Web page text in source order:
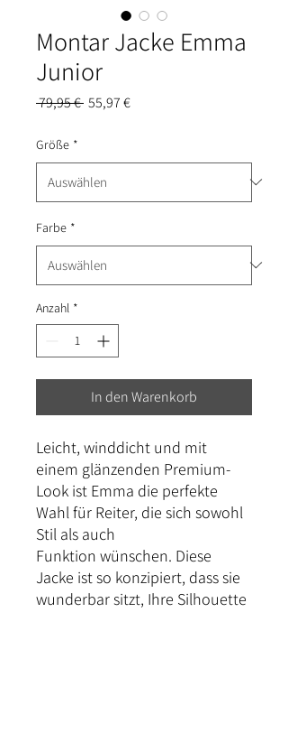
Montar Jacke Emma
Junior
79,95 € Standardpreis
55,97 €Sale-
Größe *
Farbe *
Anzahl *
In den Warenkorb
Leicht, winddicht und mit
einem glänzenden Premium-
Look ist Emma die perfekte
Wahl für Reiter, die sich sowohl
Stil als auch
Funktion wünschen. Diese
Jacke ist so konzipiert, dass sie
wunderbar sitzt, Ihre Silhouette